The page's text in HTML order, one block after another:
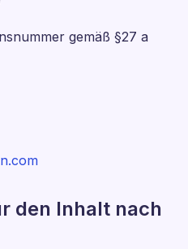
gemäß §27 a
den Inhalt nach